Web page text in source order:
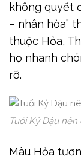
không quyết
– nhân hòa”
thuộc Hỏa,
họ nhanh
rỡ.
Tuổi Kỷ Dậu
Màu Hỏa